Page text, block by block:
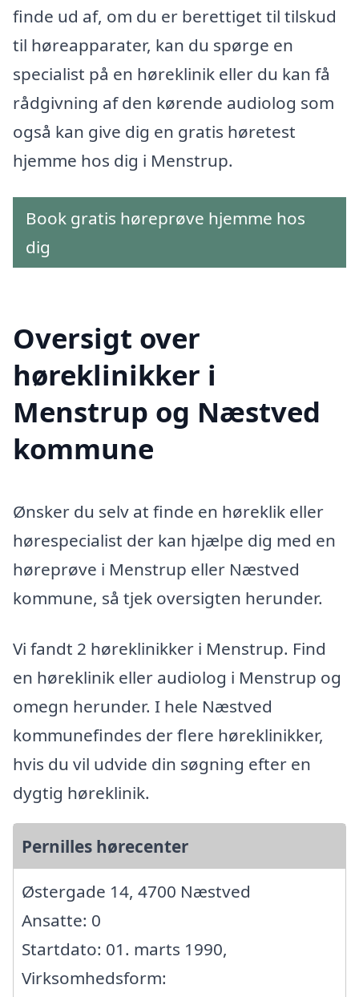
finde ud af, om du er berettiget til tilskud
til høreapparater, kan du spørge en
specialist på en høreklinik eller du kan få
rådgivning af den kørende audiolog som
også kan give dig en gratis høretest
hjemme hos dig i Menstrup.
Book gratis høreprøve hjemme hos
dig
Oversigt over
høreklinikker i
Menstrup og Næstved
kommune
Ønsker du selv at finde en høreklik eller
hørespecialist der kan hjælpe dig med en
høreprøve i Menstrup eller Næstved
kommune, så tjek oversigten herunder.
Vi fandt 2 høreklinikker i Menstrup. Find
en høreklinik eller audiolog i Menstrup og
omegn herunder. I hele Næstved
kommunefindes der flere høreklinikker,
hvis du vil udvide din søgning efter en
dygtig høreklinik.
Pernilles hørecenter
Østergade 14, 4700 Næstved
Ansatte: 0
Startdato: 01. marts 1990,
Virksomhedsform: